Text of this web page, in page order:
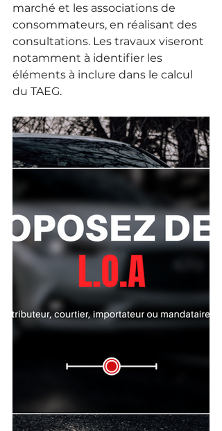
marché et les associations de
consommateurs, en réalisant des
consultations. Les travaux viseront
notamment à identifier les
éléments à inclure dans le calcul
du TAEG.